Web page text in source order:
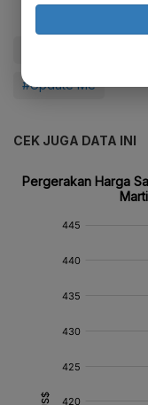
#Update Me
CEK JUGA DATA INI